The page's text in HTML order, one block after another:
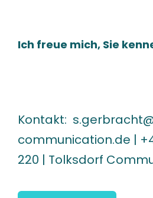
Ich freue mich, Sie
Kontakt:
communication.de |
220 | Tolksdorf